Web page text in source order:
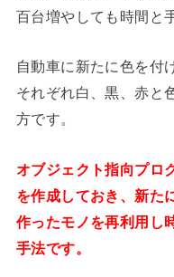
百台増やしても時間と
自動車に新たに色を付
それぞれ白、黒、赤と
方です。
オブジェクト指向プロ
を作成しておき、新た
作ったモノを再利用し
手法です。